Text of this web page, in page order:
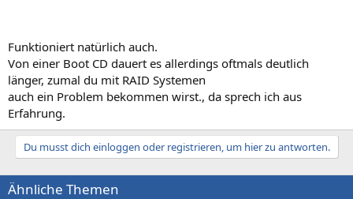
Funktioniert natürlich auch.
Von einer Boot CD dauert es allerdings oftmals deutlich
länger, zumal du mit RAID Systemen
auch ein Problem bekommen wirst., da sprech ich aus
Erfahrung.
Du musst dich einloggen oder registrieren, um hier zu antworten.
Ähnliche Themen